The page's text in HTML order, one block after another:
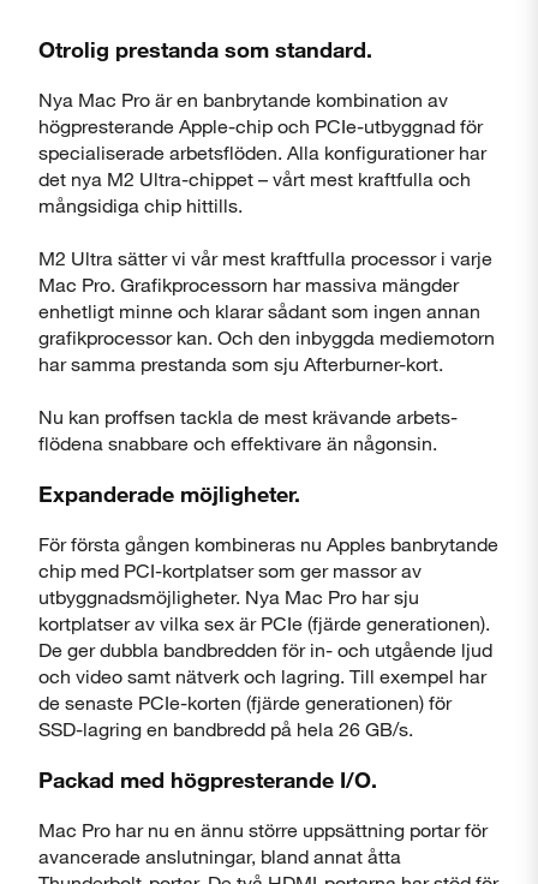
Otrolig prestanda som standard.
Nya Mac Pro är en banbrytande kombination av
högpresterande Apple-chip och PCIe-utbyggnad för
specialiserade arbetsflöden. Alla konfigurationer har
det nya M2 Ultra-chippet – vårt mest kraftfulla och
mångsidiga chip hittills.
M2 Ultra sätter vi vår mest kraftfulla processor i varje
Mac Pro. Grafik­processorn har massiva mängder
enhetligt minne och klarar sådant som ingen annan
grafik­processor kan. Och den inbyggda mediemotorn
har samma prestanda som sju Afterburner-kort.
Nu kan proffsen tackla de mest krävande arbets­
flödena snabbare och effektivare än någonsin.
Expanderade möjligheter.
För första gången kombineras nu Apples banbrytande
chip med PCI-kortplatser som ger massor av
utbyggnads­möjligheter. Nya Mac Pro har sju
kortplatser av vilka sex är PCIe (fjärde generationen).
De ger dubbla bandbredden för in- och utgående ljud
och video samt nätverk och lagring. Till exempel har
de senaste PCIe-korten (fjärde generationen) för
SSD-lagring en bandbredd på hela 26 GB/s.
Packad med högpresterande I/O.
Mac Pro har nu en ännu större uppsättning portar för
avancerade anslutningar, bland annat åtta
Stäng